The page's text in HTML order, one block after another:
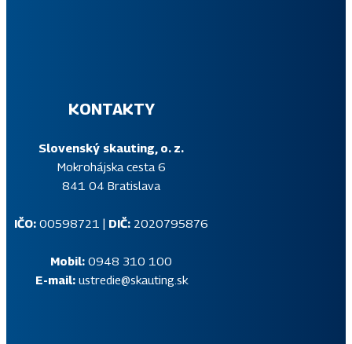
KONTAKTY
Slovenský skauting, o. z.
Mokrohájska cesta 6
841 04 Bratislava
IČO: 00598721 | DIČ: 2020795876
Mobil: 0948 310 100
E-mail:ustredie@skauting.sk